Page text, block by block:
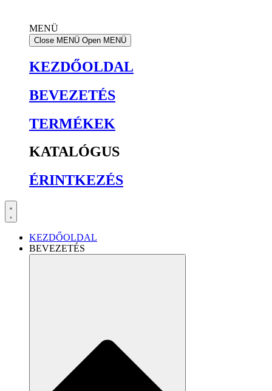
MENÜ
Close MENÜ Open MENÜ
KEZDŐOLDAL
BEVEZETÉS
TERMÉKEK
KATALÓGUS
ÉRINTKEZÉS
KEZDŐOLDAL
BEVEZETÉS